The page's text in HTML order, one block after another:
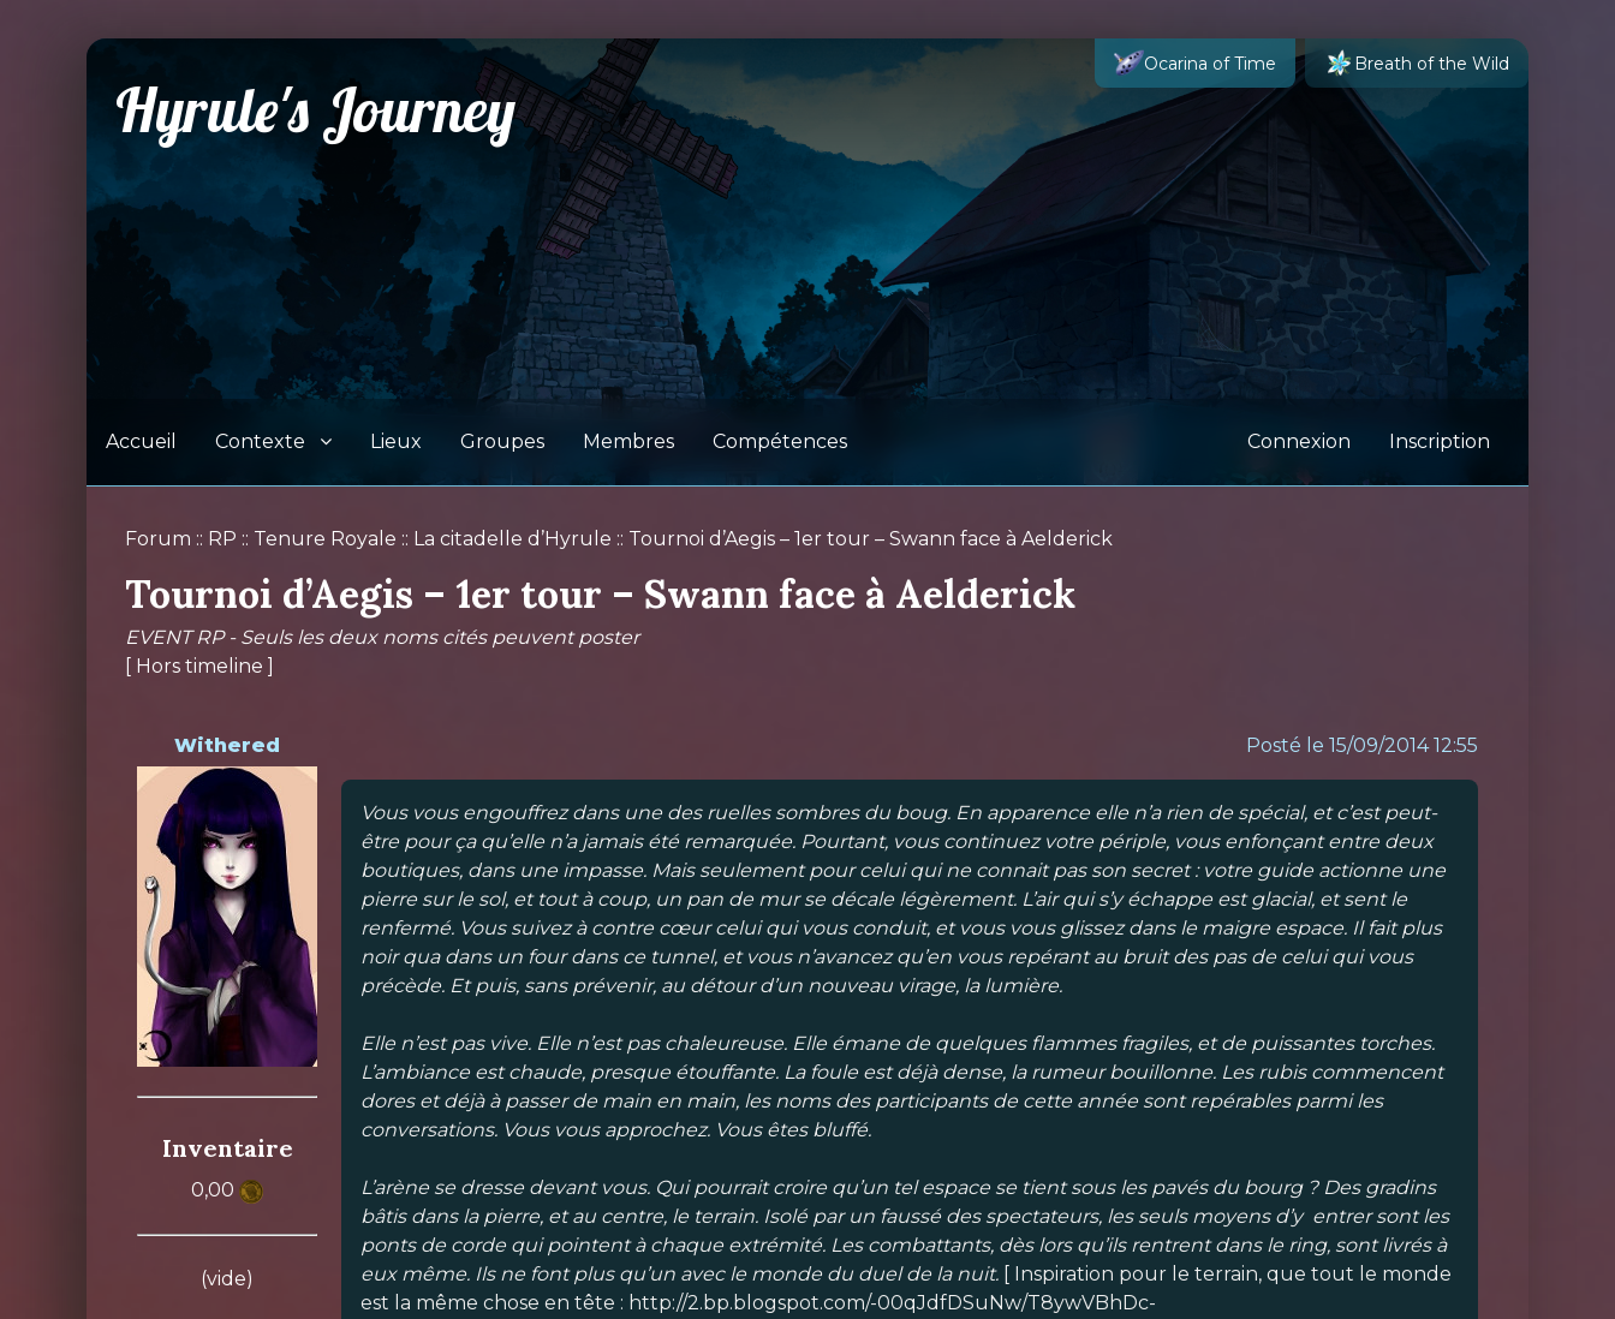
Hyrule's Journey
Accueil Contexte Lieux Groupes Membres Compétences Connexion Inscription
Ocarina of Time Breath of the Wild
Forum :: RP :: Tenure Royale :: La citadelle d’Hyrule :: Tournoi d’Aegis – 1er tour – Swann face à Aelderick
Tournoi d’Aegis – 1er tour – Swann face à Aelderick
EVENT RP - Seuls les deux noms cités peuvent poster
[ Hors timeline ]
Withered
Inventaire
0,00
(vide)
Posté le 15/09/2014 12:55
Vous vous engouffrez dans une des ruelles sombres du boug. En apparence elle n’a rien de spécial, et c’est peut-
être pour ça qu’elle n’a jamais été remarquée. Pourtant, vous continuez votre périple, vous enfonçant entre deux
boutiques, dans une impasse. Mais seulement pour celui qui ne connait pas son secret : votre guide actionne une
pierre sur le sol, et tout à coup, un pan de mur se décale légèrement. L’air qui s’y échappe est glacial, et sent le
renfermé. Vous suivez à contre cœur celui qui vous conduit, et vous vous glissez dans le maigre espace. Il fait plus
noir qua dans un four dans ce tunnel, et vous n’avancez qu’en vous repérant au bruit des pas de celui qui vous
précède. Et puis, sans prévenir, au détour d’un nouveau virage, la lumière.
Elle n’est pas vive. Elle n’est pas chaleureuse. Elle émane de quelques flammes fragiles, et de puissantes torches.
L’ambiance est chaude, presque étouffante. La foule est déjà dense, la rumeur bouillonne. Les rubis commencent
dores et déjà à passer de main en main, les noms des participants de cette année sont repérables parmi les
conversations. Vous vous approchez. Vous êtes bluffé.
L’arène se dresse devant vous. Qui pourrait croire qu’un tel espace se tient sous les pavés du bourg ? Des gradins
bâtis dans la pierre, et au centre, le terrain. Isolé par un faussé des spectateurs, les seuls moyens d’y entrer sont les
ponts de corde qui pointent à chaque extrémité. Les combattants, dès lors qu’ils rentrent dans le ring, sont livrés à
eux même. Ils ne font plus qu’un avec le monde du duel de la nuit. [ Inspiration pour le terrain, que tout le monde
est la même chose en tête : http://2.bp.blogspot.com/-00qJdfDSuNw/T8ywVBhDc-